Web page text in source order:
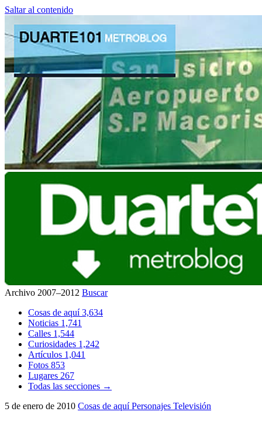
Saltar al contenido
Archivo 2007–2012 Buscar
Cosas de aquí3,634
Noticias 1,741
Calles 1,544
Curiosidades 1,242
Artículos 1,041
Fotos 853
Lugares 267
Todas las secciones →
5 de enero de 2010 Cosas de aquíPersonajes Televisión